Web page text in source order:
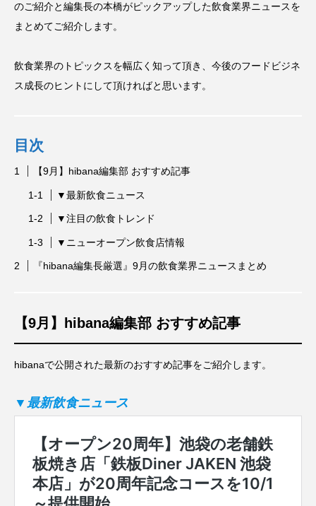
のご紹介と編集長の本橋がピックアップした飲食業界ニュースを
まとめてご紹介します。
飲食業界のトピックスを幅広く知って頂き、今後のフードビジネ
ス成長のヒントにして頂ければと思います。
目次
【9月】hibana編集部 おすすめ記事
▼最新飲食ニュース
▼注目の飲食トレンド
▼ニューオープン飲食店情報
『hibana編集長厳選』9月の飲食業界ニュースまとめ
【9月】hibana編集部 おすすめ記事
hibanaで公開された最新のおすすめ記事をご紹介します。
▼最新飲食ニュース